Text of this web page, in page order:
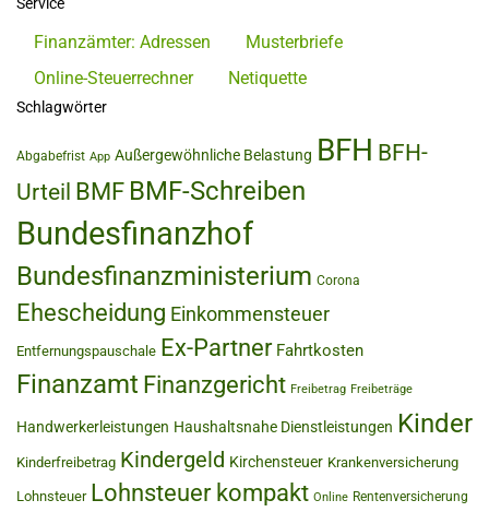
Finanzämter: Adressen
Musterbriefe
Online-Steuerrechner
Netiquette
Schlagwörter
Abgabefrist App Außergewöhnliche Belastung BFH BFH-
Urteil BMF BMF-Schreiben
Bundesfinanzhof
Bundesfinanzministerium Corona
Ehescheidung Einkommensteuer
Entfernungspauschale Ex-Partner Fahrtkosten
Finanzamt Finanzgericht Freibetrag Freibeträge
Handwerkerleistungen Haushaltsnahe Dienstleistungen Kinder
Kinderfreibetrag Kindergeld Kirchensteuer Krankenversicherung
Lohnsteuer Lohnsteuer kompakt Online Rentenversicherung